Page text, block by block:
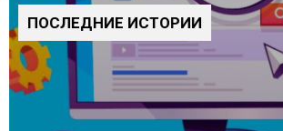
ПОСЛЕДНИЕ ИСТОРИИ